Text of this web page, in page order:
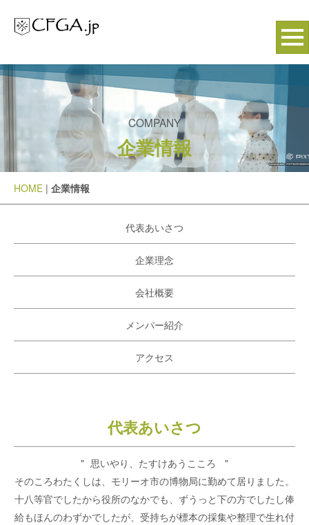
COMPANY
企業情報
HOME | 企業情報
代表あいさつ
企業理念
会社概要
メンバー紹介
アクセス
代表あいさつ
思いやり、たすけあうこころ
そのころわたくしは、モリーオ市の博物局に勤めて居りました。
十八等官でしたから役所のなかでも、ずうっと下の方でしたし俸
給もほんのわずかでしたが、受持ちが標本の採集や整理で生れ付